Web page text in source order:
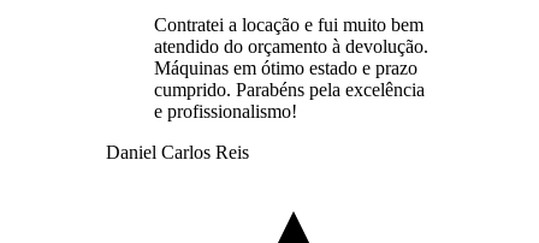
Contratei a locação e fui muito bem
atendido do orçamento à devolução.
Máquinas em ótimo estado e prazo
cumprido. Parabéns pela excelência
e profissionalismo!
Daniel Carlos Reis